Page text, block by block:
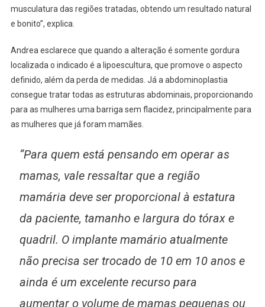
musculatura das regiões tratadas, obtendo um resultado natural
e bonito”, explica.
Andrea esclarece que quando a alteração é somente gordura
localizada o indicado é a lipoescultura, que promove o aspecto
definido, além da perda de medidas. Já a abdominoplastia
consegue tratar todas as estruturas abdominais, proporcionando
para as mulheres uma barriga sem flacidez, principalmente para
as mulheres que já foram mamães.
“Para quem está pensando em operar as
mamas, vale ressaltar que a região
mamária deve ser proporcional à estatura
da paciente, tamanho e largura do tórax e
quadril. O implante mamário atualmente
não precisa ser trocado de 10 em 10 anos e
ainda é um excelente recurso para
aumentar o volume de mamas pequenas ou